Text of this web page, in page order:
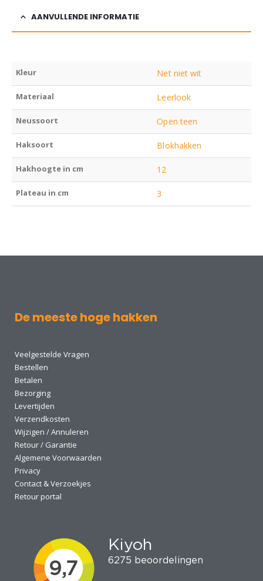
AANVULLENDE INFORMATIE
Kleur Net niet wit
Materiaal Leerlook
Neussoort Open teen
Haksoort Blokhakken
Hakhoogte in cm 12
Plateau in cm 3
De meeste hoge hakken
Veelgestelde Vragen
Bestellen
Betalen
Bezorging
Levertijden
Verzendkosten
Wijzigen / Annuleren
Retour / Garantie
Algemene Voorwaarden
Privacy
Contact & Verzoekjes
Retour portal